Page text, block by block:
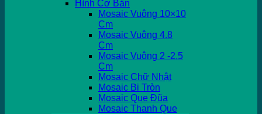
Hình Cơ Bản
Mosaic Vuông 10×10
Cm
Mosaic Vuông 4.8
Cm
Mosaic Vuông 2 -2.5
Cm
Mosaic Chữ Nhật
Mosaic Bi Tròn
Mosaic Que Đũa
Mosaic Thanh Que